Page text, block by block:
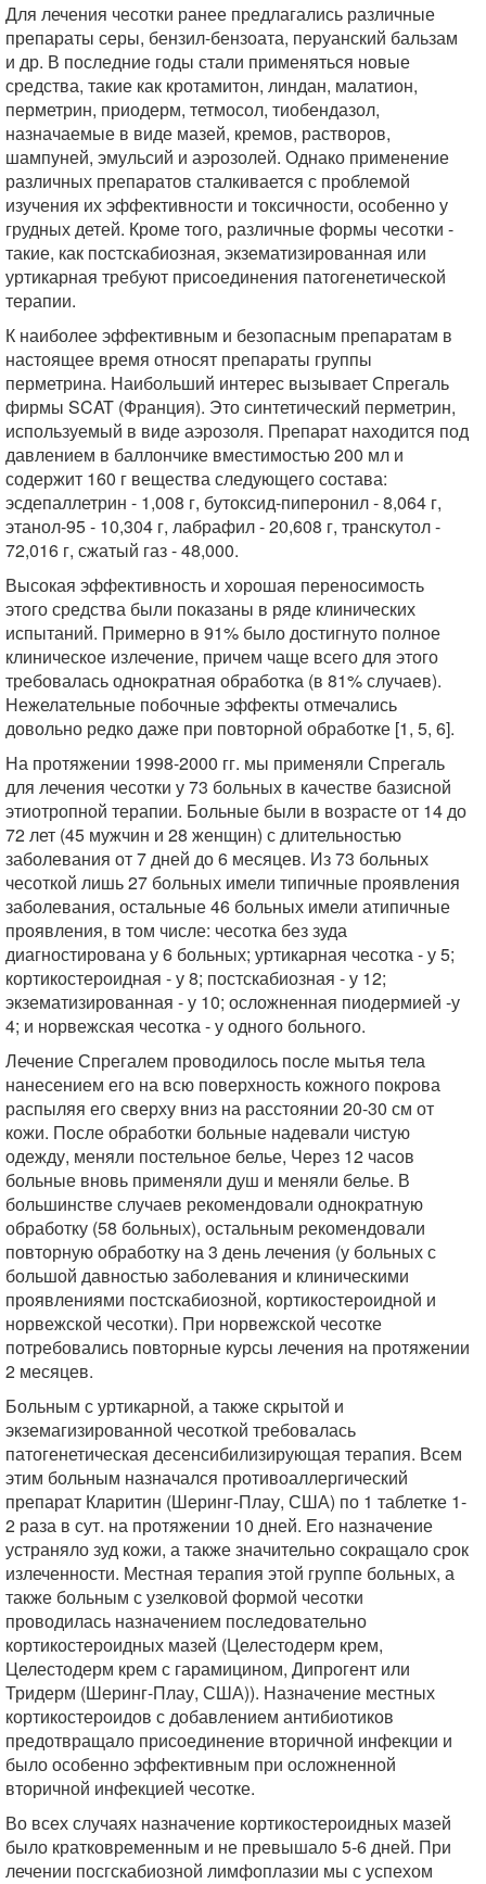
Для лечения чесотки ранее предлагались различные
препараты серы, бензил-бензоата, перуанский бальзам
и др. В последние годы стали применяться новые
средства, такие как кротамитон, линдан, малатион,
перметрин, приодерм, тетмосол, тиобендазол,
назначаемые в виде мазей, кремов, растворов,
шампуней, эмульсий и аэрозолей. Однако применение
различных препаратов сталкивается с проблемой
изучения их эффективности и токсичности, особенно у
грудных детей. Кроме того, различные формы чесотки -
такие, как постскабиозная, экзематизированная или
уртикарная требуют присоединения патогенетической
терапии.
К наиболее эффективным и безопасным препаратам в
настоящее время относят препараты группы
перметрина. Наибольший интерес вызывает Спрегаль
фирмы SCAT (Франция). Это синтетический перметрин,
используемый в виде аэрозоля. Препарат находится под
давлением в баллончике вместимостью 200 мл и
содержит 160 г вещества следующего состава:
эсдепаллетрин - 1,008 г, бутоксид-пиперонил - 8,064 г,
этанол-95 - 10,304 г, лабрафил - 20,608 г, транскутол -
72,016 г, сжатый газ - 48,000.
Высокая эффективность и хорошая переносимость
этого средства были показаны в ряде клинических
испытаний. Примерно в 91% было достигнуто полное
клиническое излечение, причем чаще всего для этого
требовалась однократная обработка (в 81% случаев).
Нежелательные побочные эффекты отмечались
довольно редко даже при повторной обработке [1, 5, 6].
На протяжении 1998-2000 гг. мы применяли Спрегаль
для лечения чесотки у 73 больных в качестве базисной
этиотропной терапии. Больные были в возрасте от 14 до
72 лет (45 мужчин и 28 женщин) с длительностью
заболевания от 7 дней до 6 месяцев. Из 73 больных
чесоткой лишь 27 больных имели типичные проявления
заболевания, остальные 46 больных имели атипичные
проявления, в том числе: чесотка без зуда
диагностирована у 6 больных; уртикарная чесотка - у 5;
кортикостероидная - у 8; постскабиозная - у 12;
экзематизированная - у 10; осложненная пиодермией -у
4; и норвежская чесотка - у одного больного.
Лечение Спрегалем проводилось после мытья тела
нанесением его на всю поверхность кожного покрова
распыляя его сверху вниз на расстоянии 20-30 см от
кожи. После обработки больные надевали чистую
одежду, меняли постельное белье, Через 12 часов
больные вновь применяли душ и меняли белье. В
большинстве случаев рекомендовали однократную
обработку (58 больных), остальным рекомендовали
повторную обработку на 3 день лечения (у больных с
большой давностью заболевания и клиническими
проявлениями постскабиозной, кортикостероидной и
норвежской чесотки). При норвежской чесотке
потребовались повторные курсы лечения на протяжении
2 месяцев.
Больным с уртикарной, а также скрытой и
экземагизированной чесоткой требовалась
патогенетическая десенсибилизирующая терапия. Всем
этим больным назначался противоаллергический
препарат Кларитин (Шеринг-Плау, США) по 1 таблетке 1-
2 раза в сут. на протяжении 10 дней. Его назначение
устраняло зуд кожи, а также значительно сокращало срок
излеченности. Местная терапия этой группе больных, а
также больным с узелковой формой чесотки
проводилась назначением последовательно
кортикостероидных мазей (Целестодерм крем,
Целестодерм крем с гарамицином, Дипрогент или
Тридерм (Шеринг-Плау, США)). Назначение местных
кортикостероидов с добавлением антибиотиков
предотвращало присоединение вторичной инфекции и
было особенно эффективным при осложненной
вторичной инфекцией чесотке.
Во всех случаях назначение кортикостероидных мазей
было кратковременным и не превышало 5-6 дней. При
лечении посгскабиозной лимфоплазии мы с успехом